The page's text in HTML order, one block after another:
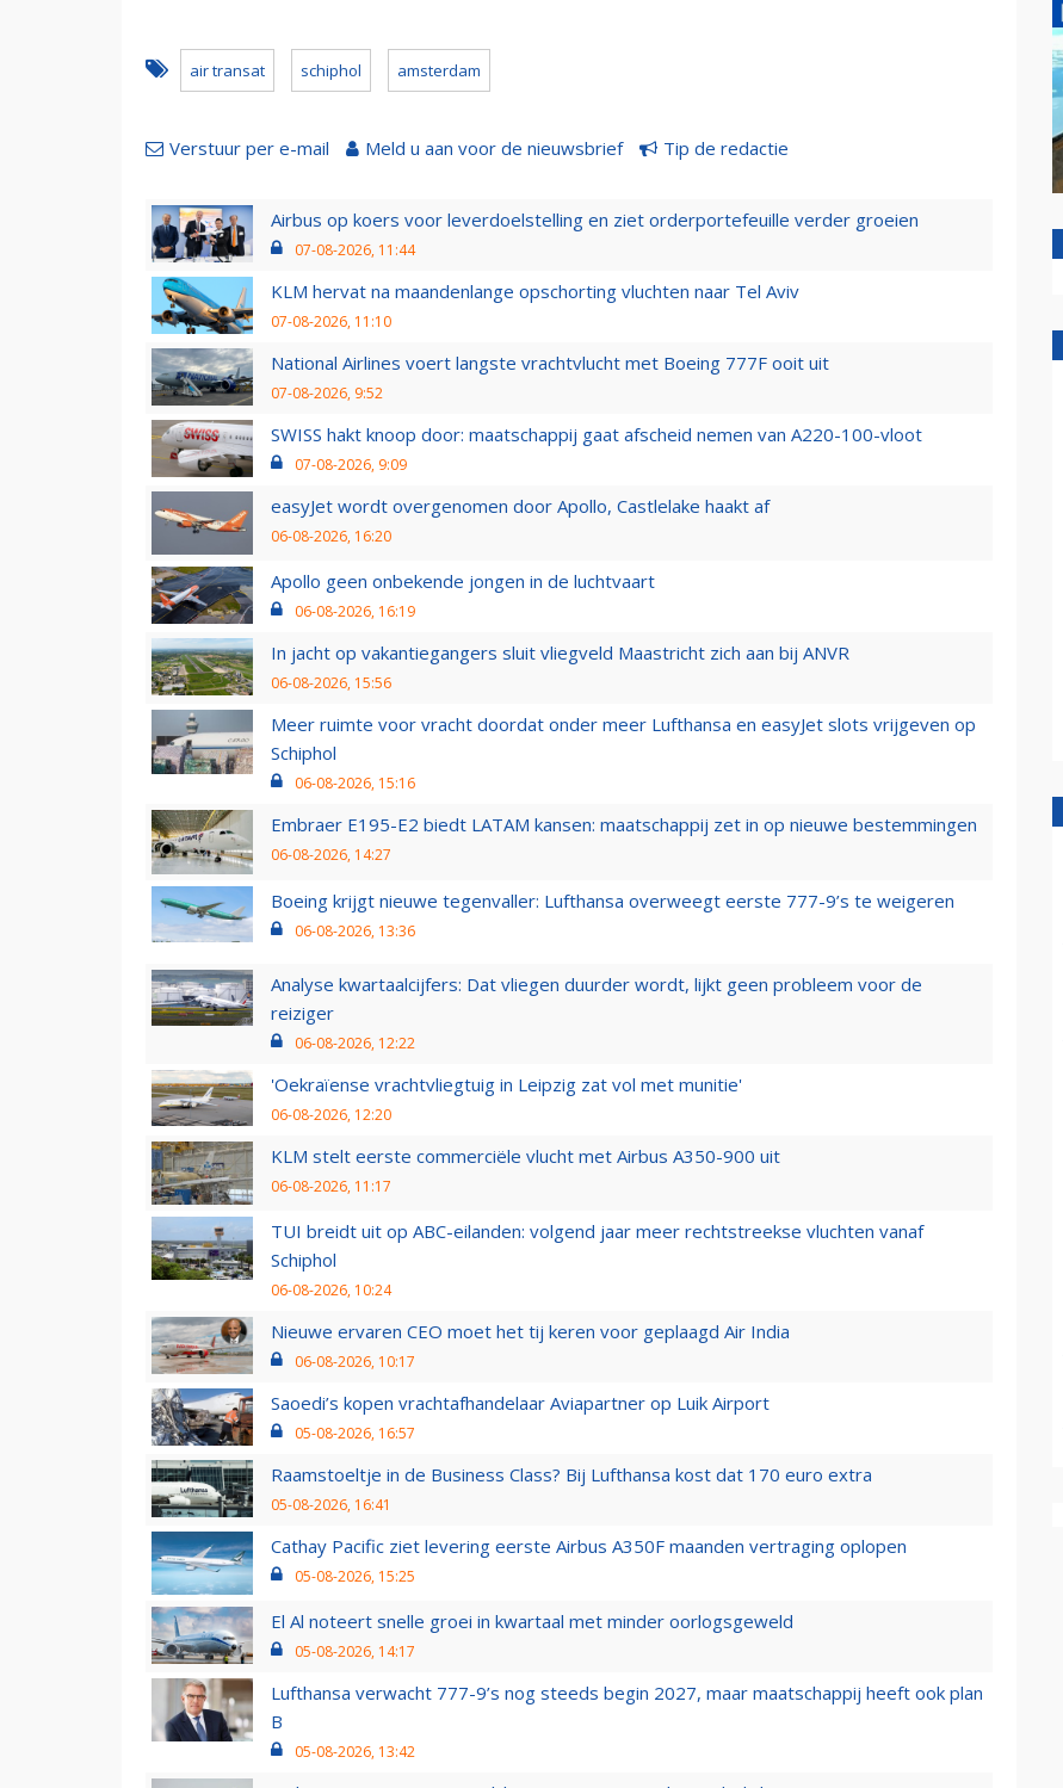
air transat schiphol amsterdam
Verstuur per e-mail Meld u aan voor de nieuwsbrief Tip de redactie
Airbus op koers voor leverdoelstelling en ziet orderportefeuille verder groeien
07-08-2026, 11:44
KLM hervat na maandenlange opschorting vluchten naar Tel Aviv
07-08-2026, 11:10
National Airlines voert langste vrachtvlucht met Boeing 777F ooit uit
07-08-2026, 9:52
SWISS hakt knoop door: maatschappij gaat afscheid nemen van A220-100-vloot
07-08-2026, 9:09
easyJet wordt overgenomen door Apollo, Castlelake haakt af
06-08-2026, 16:20
Apollo geen onbekende jongen in de luchtvaart
06-08-2026, 16:19
In jacht op vakantiegangers sluit vliegveld Maastricht zich aan bij ANVR
06-08-2026, 15:56
Meer ruimte voor vracht doordat onder meer Lufthansa en easyJet slots vrijgeven op
Schiphol
06-08-2026, 15:16
Embraer E195-E2 biedt LATAM kansen: maatschappij zet in op nieuwe bestemmingen
06-08-2026, 14:27
Boeing krijgt nieuwe tegenvaller: Lufthansa overweegt eerste 777-9’s te weigeren
06-08-2026, 13:36
Analyse kwartaalcijfers: Dat vliegen duurder wordt, lijkt geen probleem voor de
reiziger
06-08-2026, 12:22
'Oekraïense vrachtvliegtuig in Leipzig zat vol met munitie'
06-08-2026, 12:20
KLM stelt eerste commerciële vlucht met Airbus A350-900 uit
06-08-2026, 11:17
TUI breidt uit op ABC-eilanden: volgend jaar meer rechtstreekse vluchten vanaf
Schiphol
06-08-2026, 10:24
Nieuwe ervaren CEO moet het tij keren voor geplaagd Air India
06-08-2026, 10:17
Saoedi’s kopen vrachtafhandelaar Aviapartner op Luik Airport
05-08-2026, 16:57
Raamstoeltje in de Business Class? Bij Lufthansa kost dat 170 euro extra
05-08-2026, 16:41
Cathay Pacific ziet levering eerste Airbus A350F maanden vertraging oplopen
05-08-2026, 15:25
El Al noteert snelle groei in kwartaal met minder oorlogsgeweld
05-08-2026, 14:17
Lufthansa verwacht 777-9’s nog steeds begin 2027, maar maatschappij heeft ook plan
B
05-08-2026, 13:42